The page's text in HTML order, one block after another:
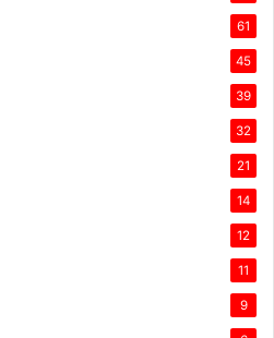
61
45
39
32
21
14
12
11
9